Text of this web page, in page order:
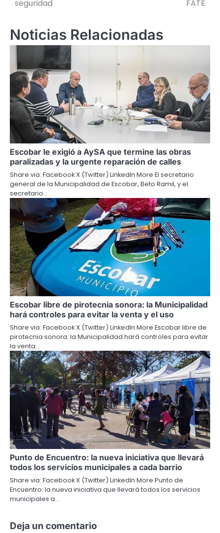
entradas
seguridad FATE
Noticias Relacionadas
Escobar le exigió a AySA que termine las obras
paralizadas y la urgente reparación de calles
Share via: Facebook X (Twitter) LinkedIn More El secretario
general de la Municipalidad de Escobar, Beto Ramil, y el
secretario…
Escobar libre de pirotecnia sonora: la Municipalidad
hará controles para evitar la venta y el uso
Share via: Facebook X (Twitter) LinkedIn More Escobar libre de
pirotecnia sonora: la Municipalidad hará controles para evitar
la venta…
Punto de Encuentro: la nueva iniciativa que llevará
todos los servicios municipales a cada barrio
Share via: Facebook X (Twitter) LinkedIn More Punto de
Encuentro: la nueva iniciativa que llevará todos los servicios
municipales a…
Deja un comentario